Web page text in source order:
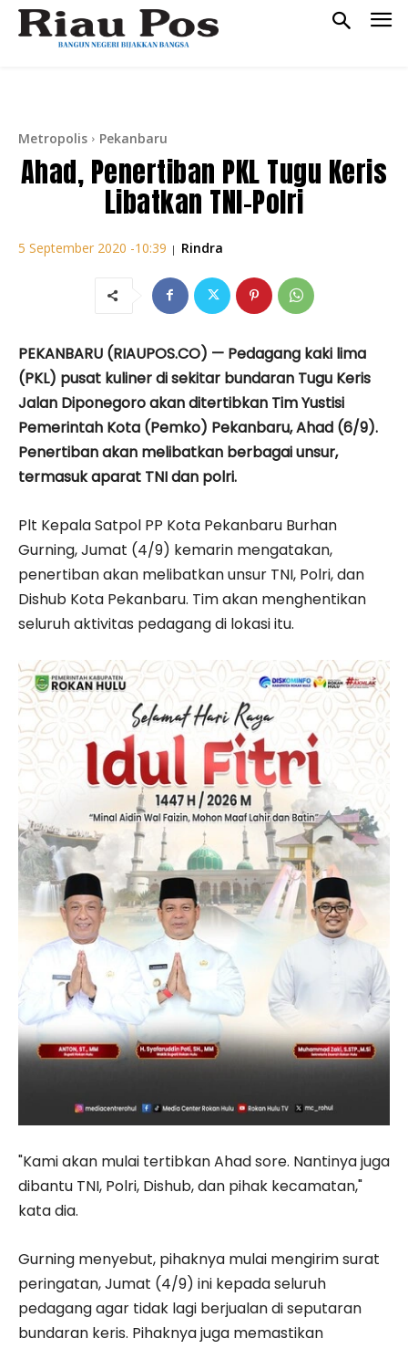
Metropolis Pekanbaru
Ahad, Penertiban PKL Tugu Keris
Libatkan TNI-Polri
5 September 2020 -10:39 | Rindra
PEKANBARU (RIAUPOS.CO) — Pedagang kaki lima
(PKL) pusat kuliner di sekitar bundaran Tugu Keris
Jalan Diponegoro akan ditertibkan Tim Yustisi
Pemerintah Kota (Pemko) Pekanbaru, Ahad (6/9).
Penertiban akan melibatkan berbagai unsur,
termasuk aparat TNI dan polri.
Plt Kepala Satpol PP Kota Pekanbaru Burhan
Gurning, Jumat (4/9) kemarin mengatakan,
penertiban akan melibatkan unsur TNI, Polri, dan
Dishub Kota Pekanbaru. Tim akan menghentikan
seluruh aktivitas pedagang di lokasi itu.
"Kami akan mulai tertibkan Ahad sore. Nantinya juga
dibantu TNI, Polri, Dishub, dan pihak kecamatan,"
kata dia.
Gurning menyebut, pihaknya mulai mengirim surat
peringatan, Jumat (4/9) ini kepada seluruh
pedagang agar tidak lagi berjualan di seputaran
bundaran keris. Pihaknya juga memastikan